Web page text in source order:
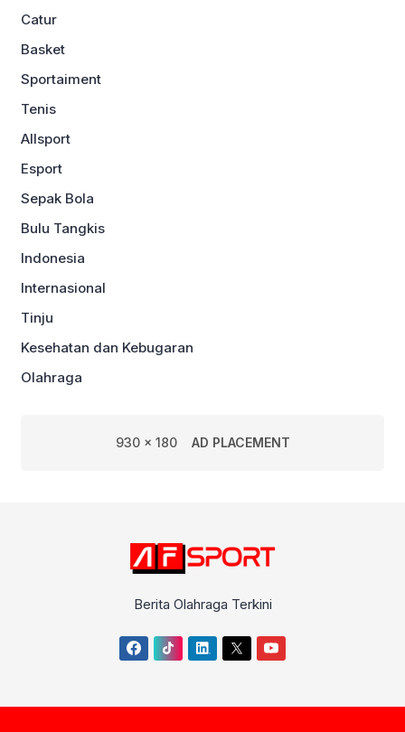
Catur
Basket
Sportaiment
Tenis
Allsport
Esport
Sepak Bola
Bulu Tangkis
Indonesia
Internasional
Tinju
Kesehatan dan Kebugaran
Olahraga
930 x 180 AD PLACEMENT
Berita Olahraga Terkini